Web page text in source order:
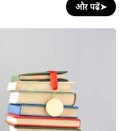
और पढ़ें➤